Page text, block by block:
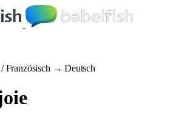
/ Französisch → Deutsch